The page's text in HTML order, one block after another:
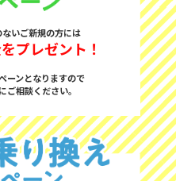
いご新規の方には
プレゼント！
ーンとなりますので
ご相談ください。